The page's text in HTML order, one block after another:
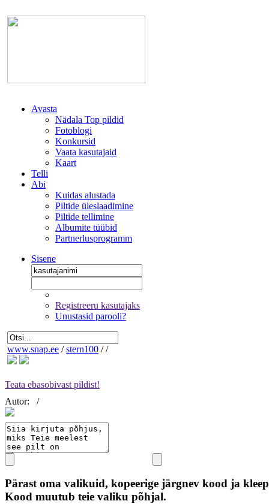
Avasta
Nädala Top pildid
Fotoblogi
Konkursid
Vaata kasutajaid
Kaart
Telli
Abi
Kuidas alustada
Piltide üleslaadimine
Piltide tellimine
Albumite tüübid
Partnerlusprogramm
Sisene
Registreeru kasutajaks
Unustasid parooli?
www.snap.ee / stern100 / /
Teata ebasobivast pildist!
Autor:
/
Pärast oma valikuid, kopeerige järgnev kood ja
Kood muutub teie valiku põhjal.